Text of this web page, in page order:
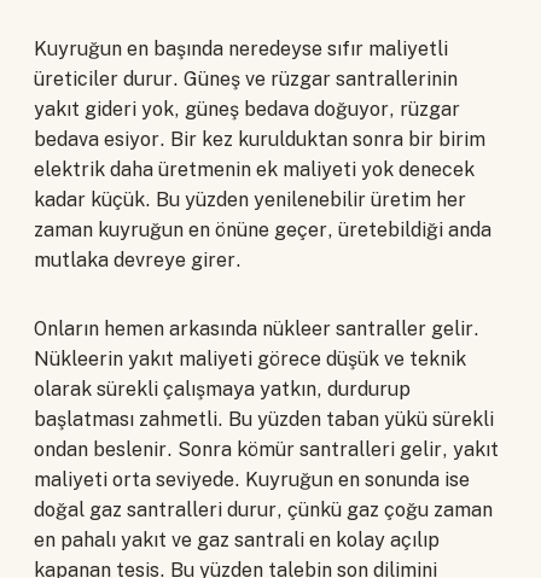
Kuyruğun en başında neredeyse sıfır maliyetli
üreticiler durur. Güneş ve rüzgar santrallerinin
yakıt gideri yok, güneş bedava doğuyor, rüzgar
bedava esiyor. Bir kez kurulduktan sonra bir birim
elektrik daha üretmenin ek maliyeti yok denecek
kadar küçük. Bu yüzden yenilenebilir üretim her
zaman kuyruğun en önüne geçer, üretebildiği anda
mutlaka devreye girer.
Onların hemen arkasında nükleer santraller gelir.
Nükleerin yakıt maliyeti görece düşük ve teknik
olarak sürekli çalışmaya yatkın, durdurup
başlatması zahmetli. Bu yüzden taban yükü sürekli
ondan beslenir. Sonra kömür santralleri gelir, yakıt
maliyeti orta seviyede. Kuyruğun en sonunda ise
doğal gaz santralleri durur, çünkü gaz çoğu zaman
en pahalı yakıt ve gaz santrali en kolay açılıp
kapanan tesis. Bu yüzden talebin son dilimini